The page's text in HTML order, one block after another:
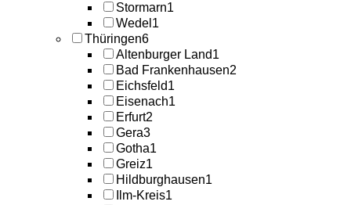
Stormarn1
Wedel 1
Thüringen6
Altenburger Land1
Bad Frankenhausen2
Eichsfeld1
Eisenach1
Erfurt2
Gera3
Gotha1
Greiz1
Hildburghausen1
Ilm-Kreis1